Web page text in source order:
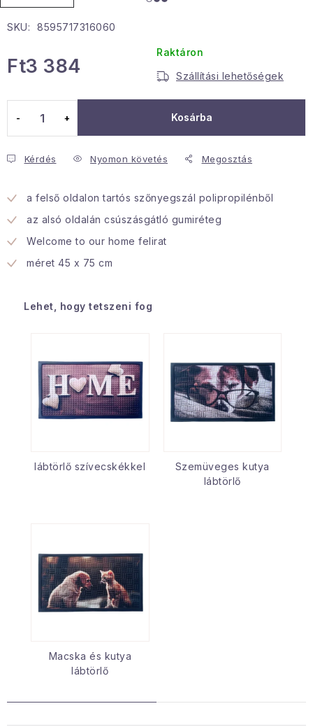
Karácsonyi esemény
Januári akció
Hogyan kell panaszkodni / visszaadni az áruka
Érintkezés
Rólunk
SKU: 8595717316060
Ft3 384
Raktáron
Szállítási lehetőségek
Kosárba
Kérdés Nyomon követés Megosztás
a felső oldalon tartós szőnyegszál polipropilénből
az alsó oldalán csúszásgátló gumiréteg
Welcome to our home felirat
méret 45 x 75 cm
Lehet, hogy tetszeni fog
lábtörlő szívecskékkel
Szemüveges kutya
lábtörlő
Macska és kutya
lábtörlő